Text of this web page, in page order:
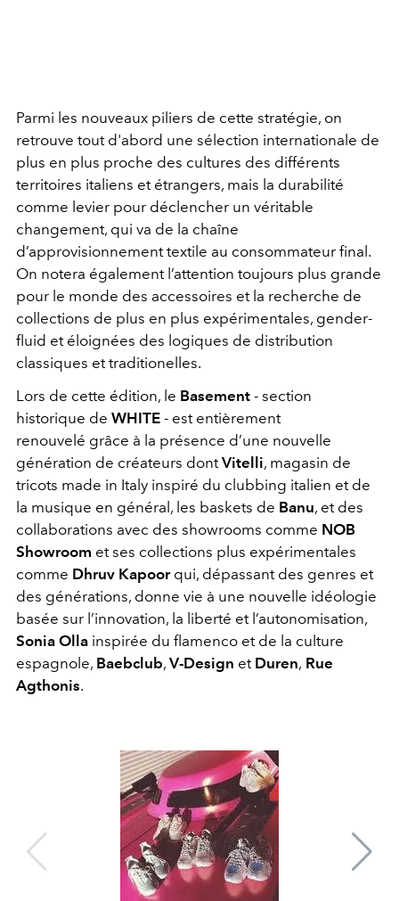
Parmi les nouveaux piliers de cette stratégie, on
retrouve tout d'abord une sélection internationale de
plus en plus proche des cultures des différents
territoires italiens et étrangers, mais la durabilité
comme levier pour déclencher un véritable
changement, qui va de la chaîne
d’approvisionnement textile au consommateur final.
On notera également l’attention toujours plus grande
pour le monde des accessoires et la recherche de
collections de plus en plus expérimentales, gender-
fluid et éloignées des logiques de distribution
classiques et traditionelles.
Lors de cette édition, le Basement - section
historique de WHITE - est entièrement
renouvelé grâce à la présence d’une nouvelle
génération de créateurs dontVitelli, magasin de
tricots made in Italy inspiré du clubbing italien et de
la musique en général, les baskets de Banu, et des
collaborations avec des showrooms comme NOB
Showroom et ses collections plus expérimentales
comme Dhruv Kapoorqui, dépassant des genres et
des générations, donne vie à une nouvelle idéologie
basée sur l’innovation, la liberté et l’autonomisation,
Sonia Olla inspirée du flamenco et de la culture
espagnole, Baebclub, V-Design et Duren, Rue
Agthonis.